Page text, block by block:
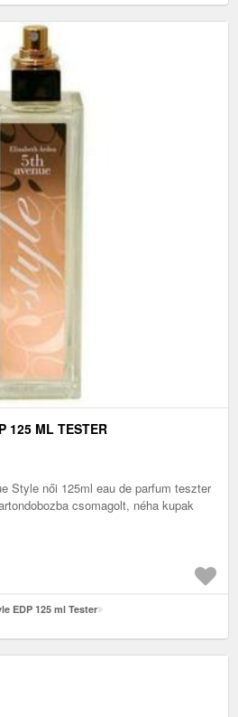
125 ML TESTER
Style női 125ml eau de parfum teszter
csomagolt, néha kupak
EDP 125 ml Tester